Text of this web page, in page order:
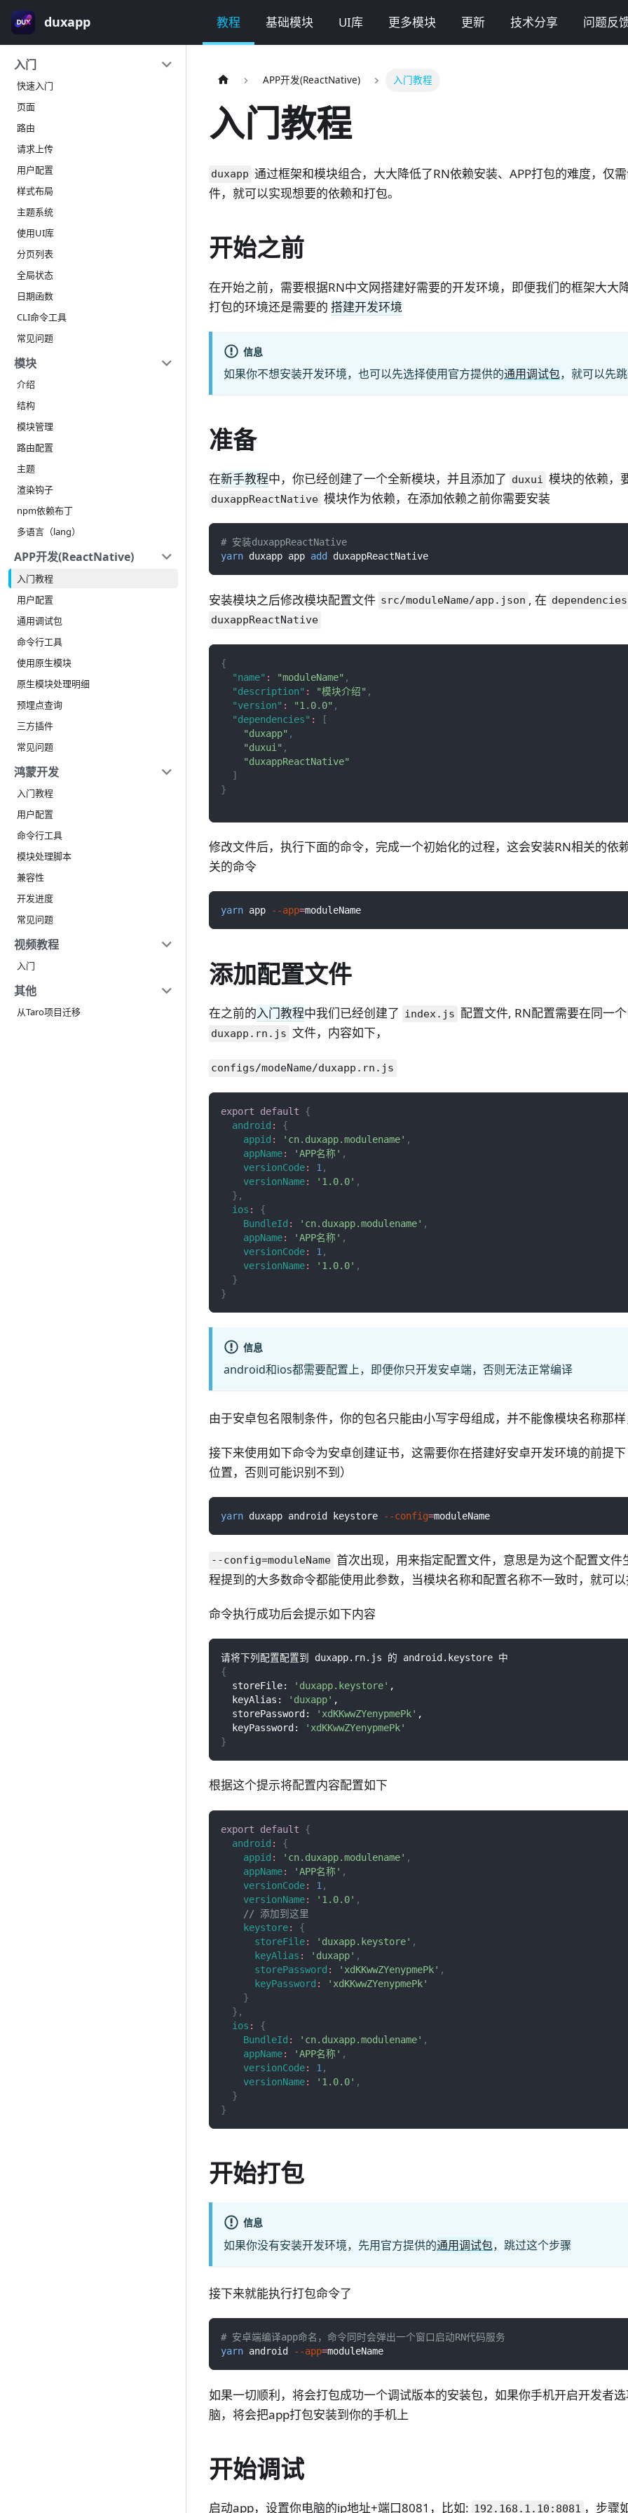
duxapp 教程 基础模块 UI库 更多模块 更新 技术分享 问题反
入门
快速入门
页面
路由
请求上传
用户配置
样式布局
主题系统
使用UI库
分页列表
全局状态
日期函数
CLI命令工具
常见问题
模块
介绍
结构
模块管理
路由配置
主题
渲染钩子
npm依赖布丁
多语言（lang）
APP开发(ReactNative)
入门教程
用户配置
通用调试包
命令行工具
使用原生模块
原生模块处理明细
预埋点查询
三方插件
常见问题
鸿蒙开发
入门教程
用户配置
命令行工具
模块处理脚本
兼容性
开发进度
常见问题
视频教程
入门
其他
从Taro项目迁移
APP开发(ReactNative) 入门教程
入门教程
duxapp 通过框架和模块组合，大大降低了RN依赖安装、APP打包的难度，仅
件，就可以实现想要的依赖和打包。
开始之前
在开始之前，需要根据RN中文网搭建好需要的开发环境，即便我们的框架大大
打包的环境还是需要的 搭建开发环境
信息
如果你不想安装开发环境，也可以先选择使用官方提供的通用调试包，就可以先
准备
在新手教程中，你已经创建了一个全新模块，并且添加了 duxui 模块的依赖，
duxappReactNative 模块作为依赖，在添加依赖之前你需要安装
# 安装duxappReactNative
yarn duxapp app add duxappReactNative
安装模块之后修改模块配置文件 src/moduleName/app.json , 在 dependencies
duxappReactNative
{
"name" : "moduleName" ,
"description" : "模块介绍" ,
"version" : "1.0.0" ,
"dependencies" :
[
"duxapp" ,
"duxui" ,
"duxappReactNative"
]
}
修改文件后，执行下面的命令，完成一个初始化的过程，这会安装RN相关的依
关的命令
yarn app --app=moduleName
添加配置文件
在之前的入门教程中我们已经创建了 index.js 配置文件, RN配置需要在同一
duxapp.rn.js 文件，内容如下，
configs/modeName/duxapp.rn.js
export default
{
android :
{
appid : 'cn.duxapp.modulename' ,
appName: 'APP名称' ,
versionCode: 1 ,
versionName: '1.0.0' ,
} ,
ios :
{
BundleId : 'cn.duxapp.modulename' ,
appName: 'APP名称' ,
versionCode: 1 ,
versionName: '1.0.0' ,
}
}
信息
android和ios都需要配置上，即便你只开发安卓端，否则无法正常编译
由于安卓包名限制条件，你的包名只能由小写字母组成，并不能像模块名称那
接下来使用如下命令为安卓创建证书，这需要你在搭建好安卓开发环境的前提
位置，否则可能识别不到）
yarn duxapp android keystore --config=moduleName
--config=moduleName 首次出现，用来指定配置文件，意思是为这个配置文件
程提到的大多数命令都能使用此参数，当模块名称和配置名称不一致时，就可
命令执行成功后会提示如下内容
请将下列配置配置到 duxapp.rn.js 的 android.keystore 中
{
  storeFile:
'duxapp.keystore' ,
  keyAlias:
'duxapp' ,
  storePassword:
'xdKKwwZYenypmePk' ,
  keyPassword:
'xdKKwwZYenypmePk'
}
根据这个提示将配置内容配置如下
export default
{
android :
{
appid : 'cn.duxapp.modulename' ,
appName: 'APP名称' ,
versionCode: 1 ,
versionName: '1.0.0' ,
// 添加到这里
keystore:
{
storeFile: 'duxapp.keystore' ,
keyAlias : 'duxapp' ,
storePassword : 'xdKKwwZYenypmePk' ,
keyPassword :
'xdKKwwZYenypmePk'
}
} ,
ios :
{
BundleId : 'cn.duxapp.modulename' ,
appName: 'APP名称' ,
versionCode: 1 ,
versionName: '1.0.0' ,
}
}
开始打包
信息
如果你没有安装开发环境，先用官方提供的通用调试包，跳过这个步骤
接下来就能执行打包命令了
# 安卓端编译app命名，命令同时会弹出一个窗口启动RN代码服务
yarn android --app=moduleName
如果一切顺利，将会打包成功一个调试版本的安装包，如果你手机开启开发者
脑，将会把app打包安装到你的手机上
开始调试
启动app，设置你电脑的ip地址+端口8081，比如: 192.168.1.10:8081 ，步骤